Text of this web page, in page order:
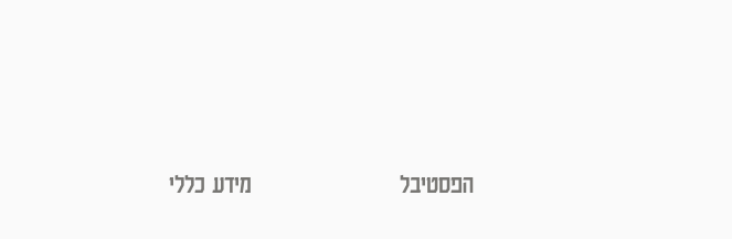
מידע כללי הפסטיבל